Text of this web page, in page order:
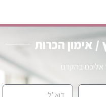
/ אימון הכרות
אליכם בהקדם